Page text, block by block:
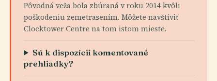
Pôvodná veža bola zbúraná v roku 2014 kvôli
poškodeniu zemetrasením. Môžete navštíviť
Clocktower Centre na tom istom mieste.
Sú k dispozícii komentované
prehliadky?